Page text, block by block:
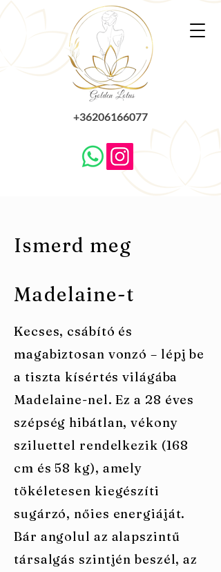
+36206166077
Ismerd meg
Madelaine-t
Kecses, csábító és
magabiztosan vonzó – lépj be
a tiszta kísértés világába
Madelaine-nel. Ez a 28 éves
szépség hibátlan, vékony
sziluettel rendelkezik (168
cm és 58 kg), amely
tökéletesen kiegészíti
sugárzó, nőies energiáját.
Bár angolul az alapszintű
társalgás szintjén beszél, az